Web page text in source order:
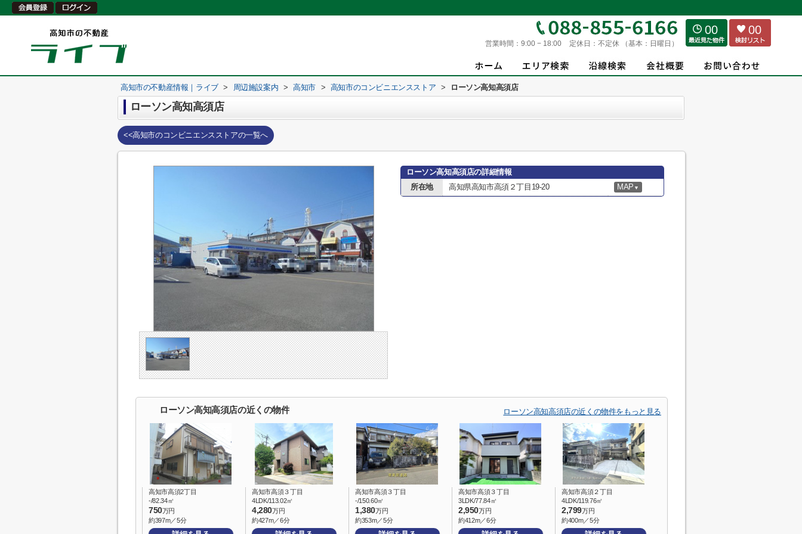
営業時間： 9:00 − 18:00 定休日： 不定休 （基本：日曜日）
00 00
高知市の不動産情報｜ライブ > 周辺施設案内 > 高知市 > 高知市のコンビニエンスストア > ローソン高知高須店
ローソン高知高須店
<<高知市のコンビニエンスストアの一覧へ
ローソン高知高須店の詳細情報
所在地
高知県高知市高須２丁目19-20 MAP ▼
ローソン高知高須店の近くの物件 ローソン高知高須店の近くの物件をもっと見る
高知市高須2丁目
-/82.34㎡
750万円
約397m／5分
高知市高須３丁目
4LDK/113.02㎡
4,280万円
約427m／6分
高知市高須３丁目
-/150.60㎡
1,380万円
約353m／5分
高知市高須３丁目
3LDK/77.84㎡
2,950万円
約412m／6分
高知市高須２丁目
4LDK/119.76㎡
2,799万円
約400m／5分